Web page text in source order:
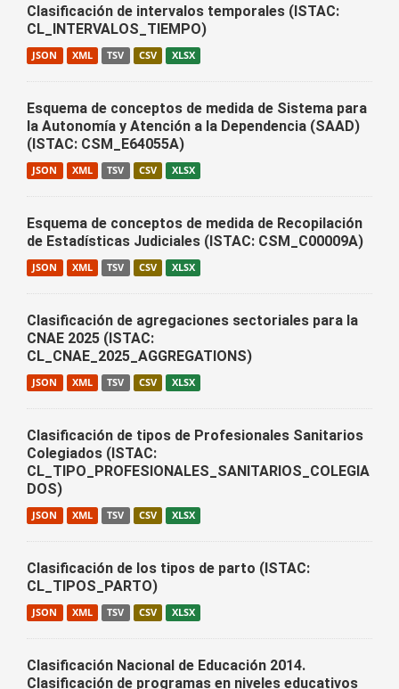
Clasificación de intervalos temporales (ISTAC:
CL_INTERVALOS_TIEMPO)
JSON XML TSV CSV XLSX
Esquema de conceptos de medida de Sistema para
la Autonomía y Atención a la Dependencia (SAAD)
(ISTAC: CSM_E64055A)
JSON XML TSV CSV XLSX
Esquema de conceptos de medida de Recopilación
de Estadísticas Judiciales (ISTAC: CSM_C00009A)
JSON XML TSV CSV XLSX
Clasificación de agregaciones sectoriales para la
CNAE 2025 (ISTAC:
CL_CNAE_2025_AGGREGATIONS)
JSON XML TSV CSV XLSX
Clasificación de tipos de Profesionales Sanitarios
Colegiados (ISTAC:
CL_TIPO_PROFESIONALES_SANITARIOS_COLEGIA
DOS)
JSON XML TSV CSV XLSX
Clasificación de los tipos de parto (ISTAC:
CL_TIPOS_PARTO)
JSON XML TSV CSV XLSX
Clasificación Nacional de Educación 2014.
Clasificación de programas en niveles educativos